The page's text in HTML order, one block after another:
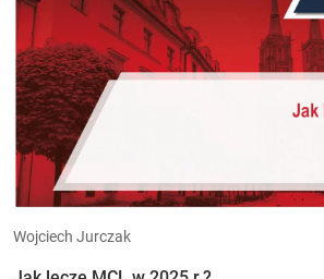
Wojciech Jurczak